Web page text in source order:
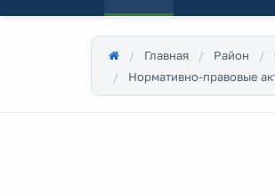
Главная Район
Нормативно-правовые